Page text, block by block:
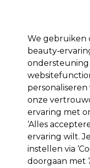
Merken Deals 🌟
Na
SKINTRUTH
SKINTRUTH
(0)
We gebruiken
ondersteuning
onze
ervaring met
‘Alles
ervaring wilt.
instellen via
doorgaan met